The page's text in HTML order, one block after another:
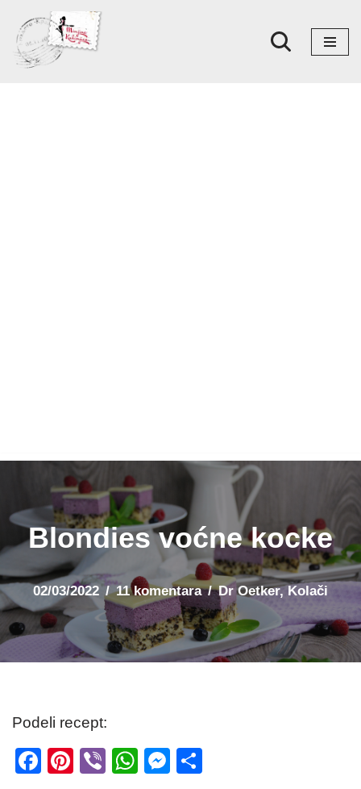
Skoči
na
Blondies voćne kocke
02/03/2022 11 komentara Dr Oetker,Kolači
Podeli recept:
F
Pi
Vi
W
M